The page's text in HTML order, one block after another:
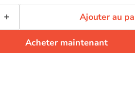
Ajouter au
Acheter maintenant